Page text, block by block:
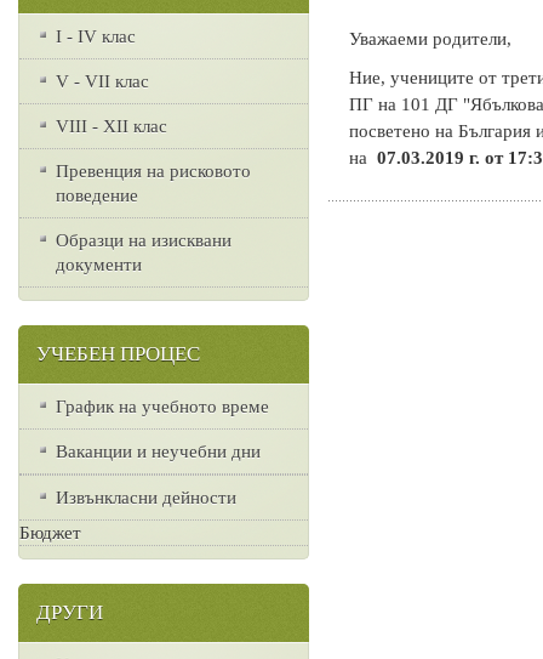
Уважаеми родители,
Ние, учениците от
ПГ на 101 ДГ
посветено на
на 07.03.2019 г. от
I - IV клас
V - VII клас
VІІІ - ХІІ клас
Превенция на рисковото
поведение
Образци на изисквани
документи
УЧЕБЕН ПРОЦЕС
График на учебното време
Ваканции и неучебни дни
Извънкласни дейности
Бюджет
ДРУГИ